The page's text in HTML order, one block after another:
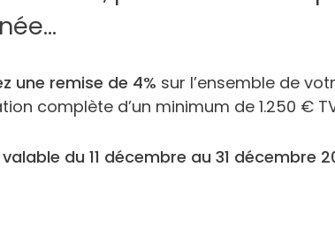
une remise de 4% sur l’ensemble de
complète d’un minimum de 1.250 €
du 11 décembre au 31 décembre